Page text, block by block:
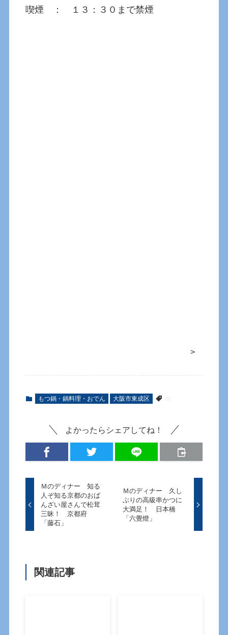
喫煙 ： １３：３０まで禁煙
>
もつ鍋・鍋料理・おでん 大阪市東成区
よかったらシェアしてね！
Ｍのディナー 知る
人ぞ知る京都のおば
んざい屋さんで松茸
三昧！ 京都府
「藤石」
Ｍのディナー 久し
ぶりの高級串かつに
大満足！ 日本橋
「六覺燈」
関連記事